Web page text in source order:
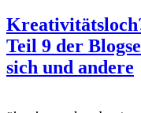
Teil 9 der
sich und andere